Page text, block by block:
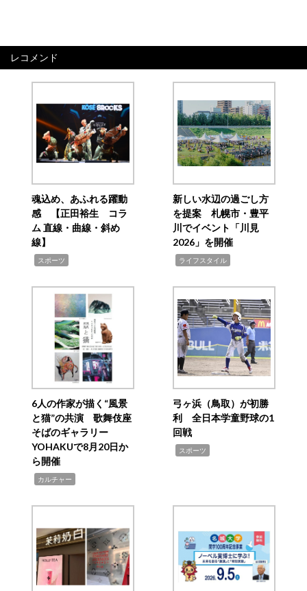
レコメンド
魂込め、あふれる躍動
感 【正田裕生 コラ
ム 直線・曲線・斜め
線】
スポーツ
新しい水辺の過ごし方
を提案 札幌市・豊平
川でイベント「川見
2026」を開催
ライフスタイル
6人の作家が描く“風景
と猫”の共演 歌舞伎座
そばのギャラリー
YOHAKUで8月20日か
ら開催
カルチャー
弓ヶ浜（鳥取）が初勝
利 全日本学童野球の1
回戦
スポーツ